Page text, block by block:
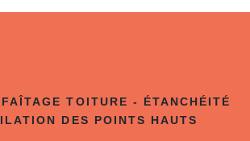
FAÎTAGE TOITURE - ÉTANCHÉITÉ
DES POINTS HAUTS